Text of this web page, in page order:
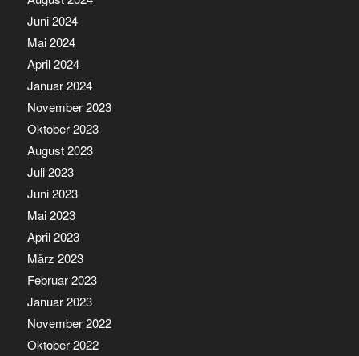
Juni 2024
Mai 2024
April 2024
Januar 2024
November 2023
Oktober 2023
August 2023
Juli 2023
Juni 2023
Mai 2023
April 2023
März 2023
Februar 2023
Januar 2023
November 2022
Oktober 2022